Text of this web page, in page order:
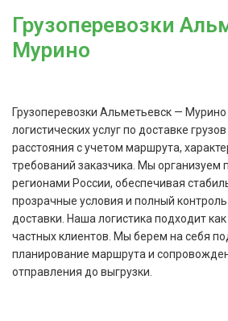
Грузоперевозки
Мурино
Грузоперевозки Альметьевск —
логистических услуг по доставке
расстояния с учетом маршрута,
требований заказчика. Мы организуем
регионами России, обеспечивая
прозрачные условия и полный контроль
доставки. Наша логистика подходит
частных клиентов. Мы берем на себя
планирование маршрута и
отправления до выгрузки.